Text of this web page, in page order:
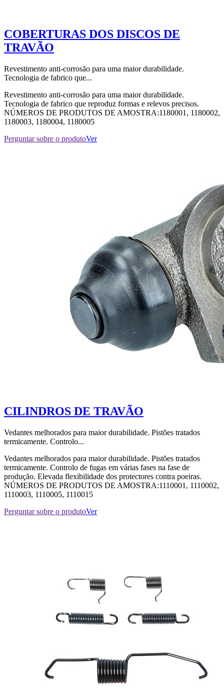
COBERTURAS DOS DISCOS DE
TRAVÃO
Revestimento anti-corrosão para uma maior durabilidade.
Tecnologia de fabrico que...
Revestimento anti-corrosão para uma maior durabilidade.
Tecnologia de fabrico que reproduz formas e relevos precisos.
NÚMEROS DE PRODUTOS DE AMOSTRA:1180001, 1180002,
1180003, 1180004, 1180005
Perguntar sobre o produtoVer
CILINDROS DE TRAVÃO
Vedantes melhorados para maior durabilidade. Pistões tratados
termicamente. Controlo...
Vedantes melhorados para maior durabilidade. Pistões tratados
termicamente. Controlo de fugas em várias fases na fase de
produção. Elevada flexibilidade dos protectores contra poeiras.
NÚMEROS DE PRODUTOS DE AMOSTRA:1110001, 1110002,
1110003, 1110005, 1110015
Perguntar sobre o produtoVer